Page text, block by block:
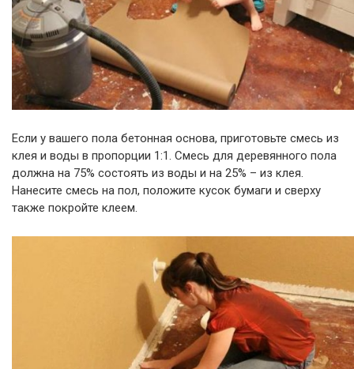
Если у вашего пола бетонная основа, приготовьте смесь из
клея и воды в пропорции 1:1. Смесь для деревянного пола
должна на 75% состоять из воды и на 25% – из клея.
Нанесите смесь на пол, положите кусок бумаги и сверху
также покройте клеем.